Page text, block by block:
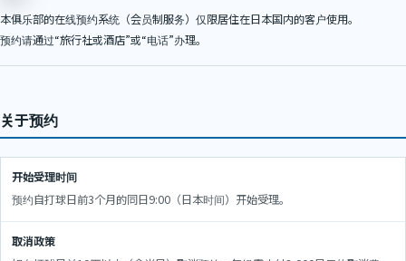
本俱乐部的在线预约系统（会员制服务）仅限居住在日本国内的客户使用。
预约请通过“旅行社或酒店”或“电话”办理。
关于预约
开始受理时间
预约自打球日前3个月的同日9:00（日本时间）开始受理。
取消政策